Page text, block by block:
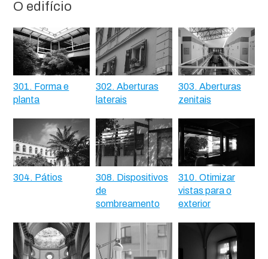
O edifício
301. Forma e
planta
302. Aberturas
laterais
303. Aberturas
zenitais
304. Pátios
308. Dispositivos
de
sombreamento
310. Otimizar
vistas para o
exterior